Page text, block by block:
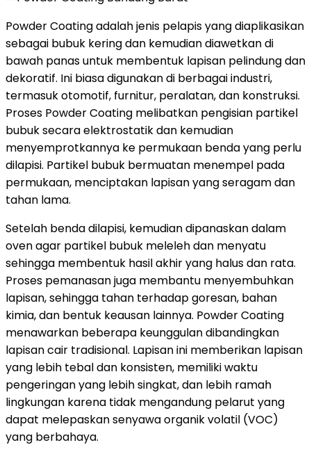
Powder Coating adalah jenis pelapis yang diaplikasikan
sebagai bubuk kering dan kemudian diawetkan di
bawah panas untuk membentuk lapisan pelindung dan
dekoratif. Ini biasa digunakan di berbagai industri,
termasuk otomotif, furnitur, peralatan, dan konstruksi.
Proses Powder Coating melibatkan pengisian partikel
bubuk secara elektrostatik dan kemudian
menyemprotkannya ke permukaan benda yang perlu
dilapisi. Partikel bubuk bermuatan menempel pada
permukaan, menciptakan lapisan yang seragam dan
tahan lama.
Setelah benda dilapisi, kemudian dipanaskan dalam
oven agar partikel bubuk meleleh dan menyatu
sehingga membentuk hasil akhir yang halus dan rata.
Proses pemanasan juga membantu menyembuhkan
lapisan, sehingga tahan terhadap goresan, bahan
kimia, dan bentuk keausan lainnya. Powder Coating
menawarkan beberapa keunggulan dibandingkan
lapisan cair tradisional. Lapisan ini memberikan lapisan
yang lebih tebal dan konsisten, memiliki waktu
pengeringan yang lebih singkat, dan lebih ramah
lingkungan karena tidak mengandung pelarut yang
dapat melepaskan senyawa organik volatil (VOC)
yang berbahaya.